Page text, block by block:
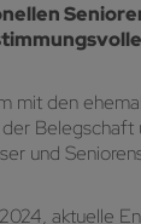
mit den
und
aktuelle